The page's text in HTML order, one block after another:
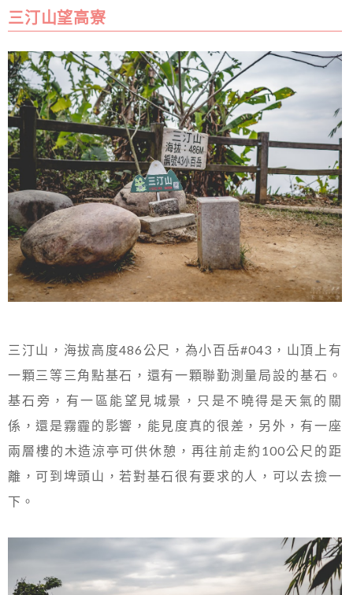
三汀山望高寮
三汀山，海拔高度486公尺，為小百岳#043，山頂上有
一顆三等三角點基石，還有一顆聯勤測量局設的基石。
基石旁，有一區能望見城景，只是不曉得是天氣的關
係，還是霧霾的影響，能見度真的很差，另外，有一座
兩層樓的木造涼亭可供休憩，再往前走約100公尺的距
離，可到埤頭山，若對基石很有要求的人，可以去撿一
下。